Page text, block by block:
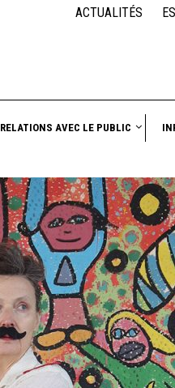
ACTUALITÉS
RELATIONS AVEC LE PUBLIC